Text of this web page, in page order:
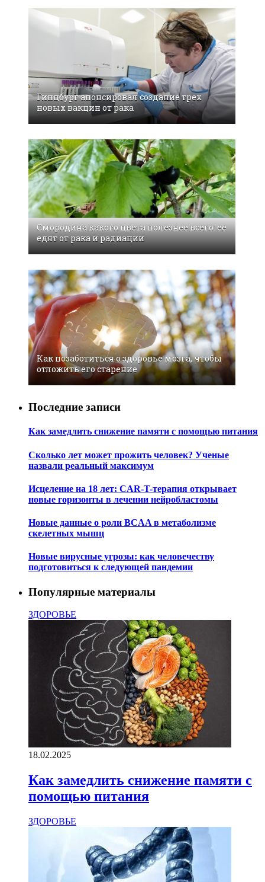
Гинцбург анонсировал создание трех
новых вакцин от рака
Смородина какого цвета полезнее всего: ее
едят от рака и радиации
Как позаботиться о здоровье мозга, чтобы
отложить его старение
Последние записи
Как замедлить снижение памяти с помощью питания
Сколько лет может прожить человек? Ученые
назвали реальный максимум
Исцеление на 18 лет: CAR-T-терапия открывает
новые горизонты в лечении нейробластомы
Новые данные о роли BCAA в метаболизме
скелетных мышц
Новые вирусные угрозы: как человечеству
подготовиться к следующей пандемии
Популярные материалы
ЗДОРОВЬЕ
18.02.2025
Как замедлить снижение памяти с
помощью питания
ЗДОРОВЬЕ